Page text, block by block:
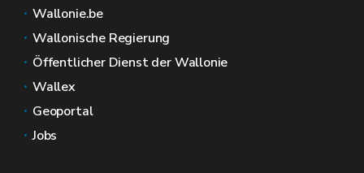
Wallonie.be
Wallonische Regierung
Öffentlicher Dienst der Wallonie
Wallex
Geoportal
Jobs